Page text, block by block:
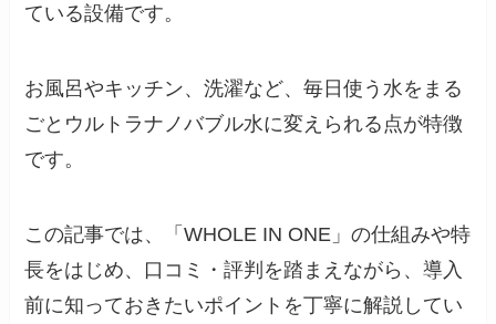
ている設備です。
お風呂やキッチン、洗濯など、毎日使う水をまる
ごとウルトラナノバブル水に変えられる点が特徴
です。
この記事では、「WHOLE IN ONE」の仕組みや特
長をはじめ、口コミ・評判を踏まえながら、導入
前に知っておきたいポイントを丁寧に解説してい